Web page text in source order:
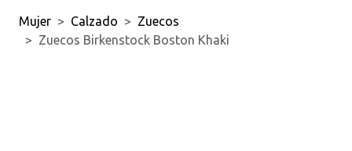
Mujer Calzado
Zuecos
Zuecos Birkenstock Boston Khaki